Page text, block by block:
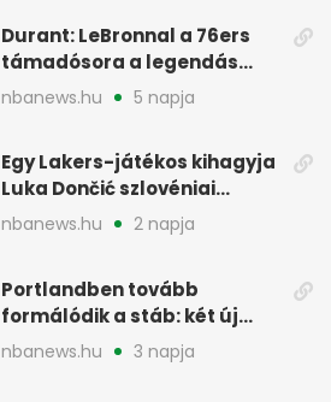
Durant: LeBronnal a 76ers
támadósora a legendás
Warriorsra emlékeztet
nbanews.hu 5 napja
Egy Lakers-játékos kihagyja
Luka Dončić szlovéniai
minicampjét
nbanews.hu 2 napja
Portlandben tovább
formálódik a stáb: két új
szakember a Blazersnél
nbanews.hu 3 napja